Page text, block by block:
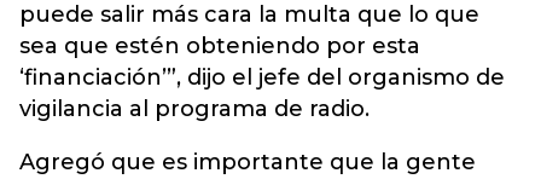
puede salir más cara la multa que lo que
sea que estén obteniendo por esta
‘financiación’”, dijo el jefe del organismo de
vigilancia al programa de radio.
Agregó que es importante que la gente